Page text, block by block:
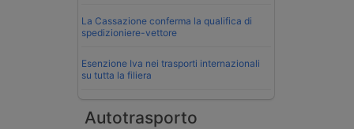
La Cassazione conferma la qualifica di
spedizioniere-vettore
Esenzione Iva nei trasporti internazionali
su tutta la filiera
Autotrasporto